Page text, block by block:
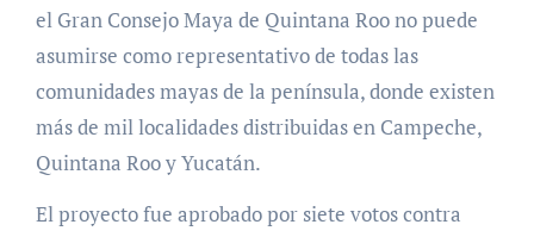
el Gran Consejo Maya de Quintana Roo no puede
asumirse como representativo de todas las
comunidades mayas de la península, donde existen
más de mil localidades distribuidas en Campeche,
Quintana Roo y Yucatán.
El proyecto fue aprobado por siete votos contra